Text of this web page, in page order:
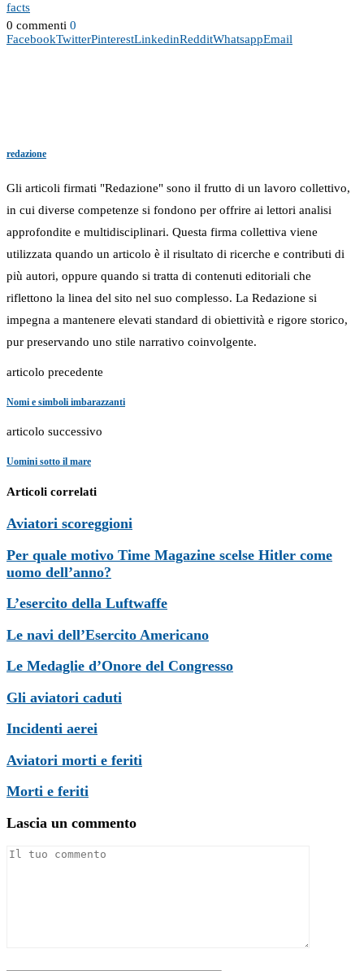
facts
0 commenti 0
FacebookTwitterPinterestLinkedinRedditWhatsappEmail
redazione
Gli articoli firmati "Redazione" sono il frutto di un lavoro collettivo,
in cui diverse competenze si fondono per offrire ai lettori analisi
approfondite e multidisciplinari. Questa firma collettiva viene
utilizzata quando un articolo è il risultato di ricerche e contributi di
più autori, oppure quando si tratta di contenuti editoriali che
riflettono la linea del sito nel suo complesso. La Redazione si
impegna a mantenere elevati standard di obiettività e rigore storico,
pur preservando uno stile narrativo coinvolgente.
articolo precedente
Nomi e simboli imbarazzanti
articolo successivo
Uomini sotto il mare
Articoli correlati
Aviatori scoreggioni
Per quale motivo Time Magazine scelse Hitler come
uomo dell’anno?
L’esercito della Luftwaffe
Le navi dell’Esercito Americano
Le Medaglie d’Onore del Congresso
Gli aviatori caduti
Incidenti aerei
Aviatori morti e feriti
Morti e feriti
Lascia un commento